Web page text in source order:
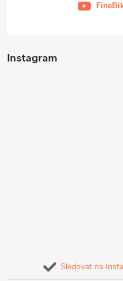
Instagram
Sledovat na